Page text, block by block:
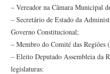
– Vereador na Câmara Municipal
– Secretário de Estado da
Governo Constitucional;
– Membro do Comité das Regiões
– Eleito Deputado Assembleia da
legislaturas: